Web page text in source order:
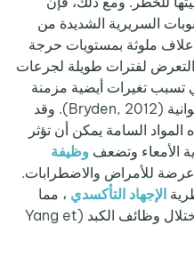
السريرية الشديدة من
ملوثة بمستويات حرجة
لفترات طويلة لجرعات
تسبب تغيرات أيضية مزمنة
تؤدي إلى انخفاض في الإنتاجية الحيوانية (Bryden, 2012). وقد
السامة يمكن أن تؤثر
الأمعاء وتضعف وظيفة
عرضة للأمراض والاضطرابات.
الإجهاد التأكسدي ، مما
يؤدي إلى تلف الخلايا والالتهابات واختلال وظائف الكبد (Yang et